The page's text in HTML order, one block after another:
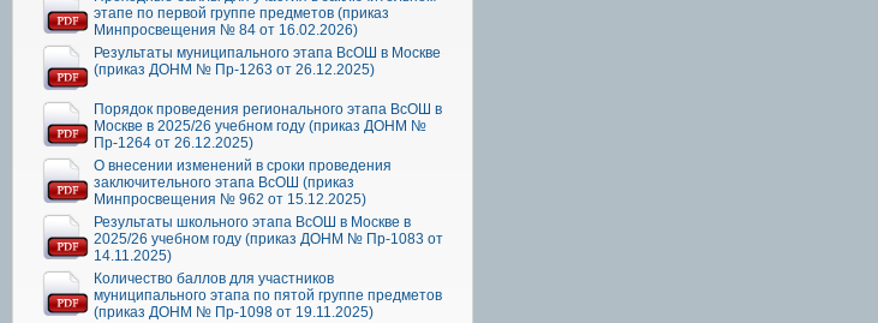
этапе по первой группе предметов (приказ
Минпросвещения № 84 от 16.02.2026)
Результаты муниципального этапа ВсОШ в Москве
(приказ ДОНМ № Пр-1263 от 26.12.2025)
Порядок проведения регионального этапа ВсОШ в
Москве в 2025/26 учебном году (приказ ДОНМ №
Пр-1264 от 26.12.2025)
О внесении изменений в сроки проведения
заключительного этапа ВсОШ (приказ
Минпросвещения № 962 от 15.12.2025)
Результаты школьного этапа ВсОШ в Москве в
2025/26 учебном году (приказ ДОНМ № Пр-1083 от
14.11.2025)
Количество баллов для участников
муниципального этапа по пятой группе предметов
(приказ ДОНМ № Пр-1098 от 19.11.2025)